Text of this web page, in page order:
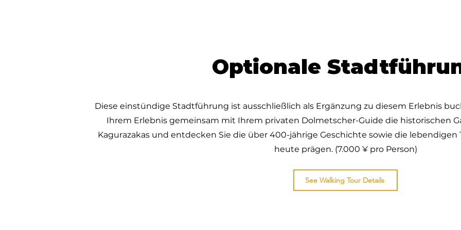
Optionale
Diese einstündige Stadtführung ist ausschließlich als Ergänzung zu diesem Erlebnis
Ihrem Erlebnis gemeinsam mit Ihrem privaten Dolmetscher-Guide die historischen
Kagurazakas und entdecken Sie die über 400-jährige Geschichte sowie die lebendigen
heute prägen. (7.000 ¥ pro Person)
See Walking Tour Details